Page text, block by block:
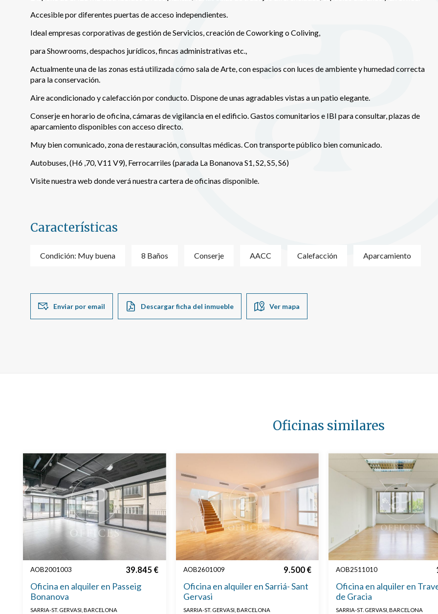
Accesible por diferentes puertas de acceso independientes.
Ideal empresas corporativas de gestión de Servicios, creación de Coworking o Coliving,
para Showrooms, despachos jurídicos, fincas administrativas etc.,
Actualmente una de las zonas está utilizada cómo sala de Arte, con espacios con luces de ambiente y humedad correcta
para la conservación.
Aire acondicionado y calefacción por conducto. Dispone de unas agradables vistas a un patio elegante.
Conserje en horario de oficina, cámaras de vigilancia en el edificio. Gastos comunitarios e IBI para consultar, plazas de
aparcamiento disponibles con acceso directo.
Muy bien comunicado, zona de restauración, consultas médicas. Con transporte público bien comunicado.
Autobuses, (H6 ,70, V11 V9), Ferrocarriles (parada La Bonanova S1, S2, S5, S6)
Visite nuestra web donde verá nuestra cartera de oficinas disponible.
Características
Condición: Muy buena 8 Baños Conserje AACC Calefacción Aparcamiento
Enviar por email Descargar ficha del inmueble Ver mapa
Oficinas similares
AOB2001003 39.845 €
Oficina en alquiler en Passeig
Bonanova
SARRIA-ST. GERVASI, BARCELONA
AOB2601009 9.500 €
Oficina en alquiler en Sarriá- Sant
Gervasi
SARRIA-ST. GERVASI, BARCELONA
AOB2511010
Oficina en alquiler en
de Gracia
SARRIA-ST. GERVASI, BARCELONA
Marketing y publicidad
Estas cookies son utilizadas para almacenar información sobre las
elecciones personales del usuario a través de la observación continuada de sus
en el sitio web y mostrar publicidad relacionada con el perfil de navegación del
Guardar configuración Aceptar todas